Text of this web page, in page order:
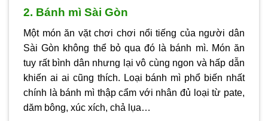
2. Bánh mì Sài Gòn
Một món ăn vặt chơi chơi nổi tiếng của người dân
Sài Gòn không thể bỏ qua đó là bánh mì. Món ăn
tuy rất bình dân nhưng lại vô cùng ngon và hấp dẫn
khiến ai ai cũng thích. Loại bánh mì phổ biến nhất
chính là bánh mì thập cẩm với nhân đủ loại từ pate,
dăm bông, xúc xích, chả lụa…